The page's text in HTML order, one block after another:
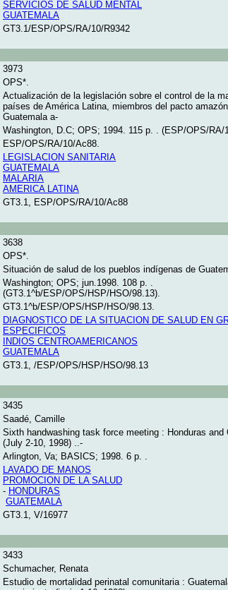
SERVICIOS DE SALUD MENTAL
GUATEMALA
GT3.1/ESP/OPS/RA/10/R9342
3973
OPS*.
Actualización de la legislación sobre el control de la
países de América Latina, miembros del pacto
Guatemala a-
Washington, D.C; OPS; 1994. 115 p. . (ESP/OPS/RA/
ESP/OPS/RA/10/Ac88.
LEGISLACION SANITARIA
GUATEMALA
MALARIA
AMERICA LATINA
GT3.1, ESP/OPS/RA/10/Ac88
3638
OPS*.
Situación de salud de los pueblos indígenas de
Washington; OPS; jun.1998. 108 p. .
(GT3.1^b/ESP/OPS/HSP/HSO/98.13).
GT3.1^b/ESP/OPS/HSP/HSO/98.13.
DIAGNOSTICO DE LA SITUACION DE SALUD EN
ESPECIFICOS
INDIOS CENTROAMERICANOS
GUATEMALA
GT3.1, /ESP/OPS/HSP/HSO/98.13
3435
Saadé, Camille
Sixth handwashing task force meeting : Honduras and
(July 2-10, 1998) ..-
Arlington, Va; BASICS; 1998. 6 p. .
LAVADO DE MANOS
PROMOCION DE LA SALUD
- HONDURAS
GUATEMALA
GT3.1, V/16977
3433
Schumacher, Renata
Estudio de mortalidad perinatal comunitaria :